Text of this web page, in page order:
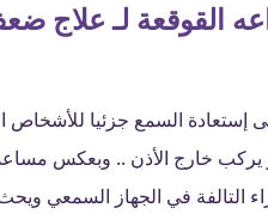
القوقعة لـ علاج
إستعادة السمع جزئيا للأشخاص
يركب خارج الأذن .. وبعكس
التالفة في الجهاز السمعي